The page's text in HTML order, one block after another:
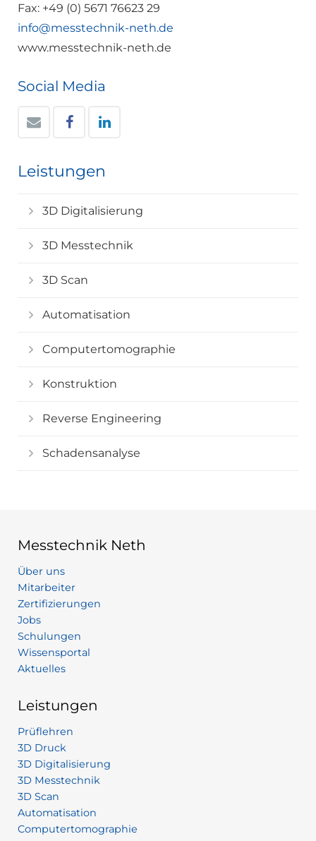
Fax: +49 (0) 5671 76623 29
info@messtechnik-neth.de
www.messtechnik-neth.de
Social Media
Leistungen
3D Digitalisierung
3D Messtechnik
3D Scan
Automatisation
Computertomographie
Konstruktion
Reverse Engineering
Schadensanalyse
Messtechnik Neth
Über uns
Mitarbeiter
Zertifizierungen
Jobs
Schulungen
Wissensportal
Aktuelles
Leistungen
Prüflehren
3D Druck
3D Digitalisierung
3D Messtechnik
3D Scan
Automatisation
Computertomographie